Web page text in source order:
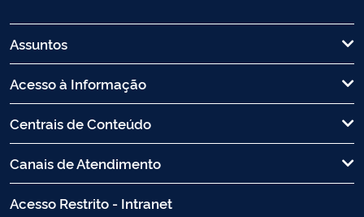
Assuntos
Acesso à Informação
Centrais de Conteúdo
Canais de Atendimento
Acesso Restrito - Intranet